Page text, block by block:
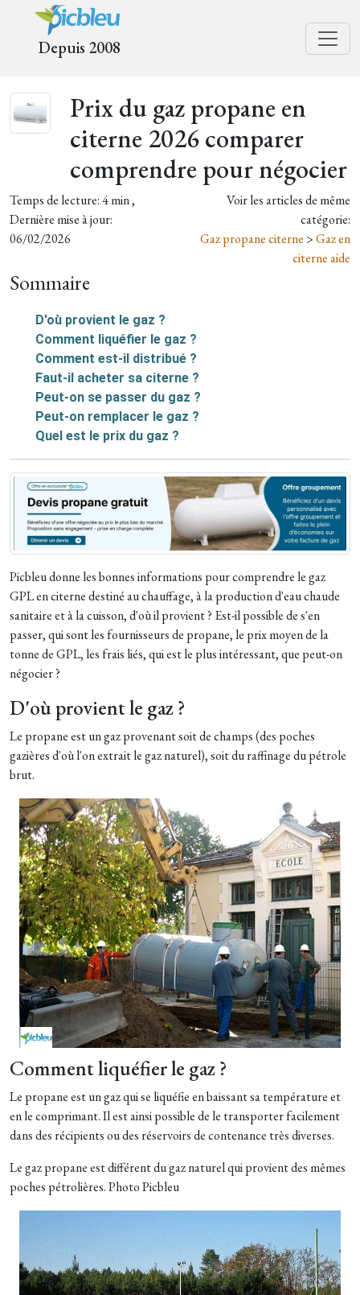
Depuis 2008
Prix du gaz propane en
citerne 2026 comparer
comprendre pour négocier
Temps de lecture: 4 min ,
Dernière mise à jour:
06/02/2026
Voir les articles de même
catégorie:
Gaz propane citerne >Gaz en
citerne aide
Sommaire
D'où provient le gaz ?
Comment liquéfier le gaz ?
Comment est-il distribué ?
Faut-il acheter sa citerne ?
Peut-on se passer du gaz ?
Peut-on remplacer le gaz ?
Quel est le prix du gaz ?
Picbleu donne les bonnes informations pour comprendre le gaz
GPL en citerne destiné au chauffage, à la production d'eau chaude
sanitaire et à la cuisson, d'où il provient ? Est-il possible de s'en
passer, qui sont les fournisseurs de propane, le prix moyen de la
tonne de GPL, les frais liés, qui est le plus intéressant, que peut-on
négocier ?
D'où provient le gaz ?
Le propane est un gaz provenant soit de champs (des poches
gazières d'où l'on extrait le gaz naturel), soit du raffinage du pétrole
brut.
Comment liquéfier le gaz ?
Le propane est un gaz qui se liquéfie en baissant sa température et
en le comprimant. Il est ainsi possible de le transporter facilement
dans des récipients ou des réservoirs de contenance très diverses.
Le gaz propane est différent du gaz naturel qui provient des mêmes
poches pétrolières. Photo Picbleu